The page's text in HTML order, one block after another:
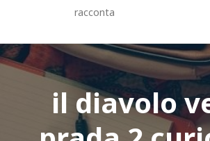
racconta
il diavolo